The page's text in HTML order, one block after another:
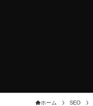
ホーム SEO